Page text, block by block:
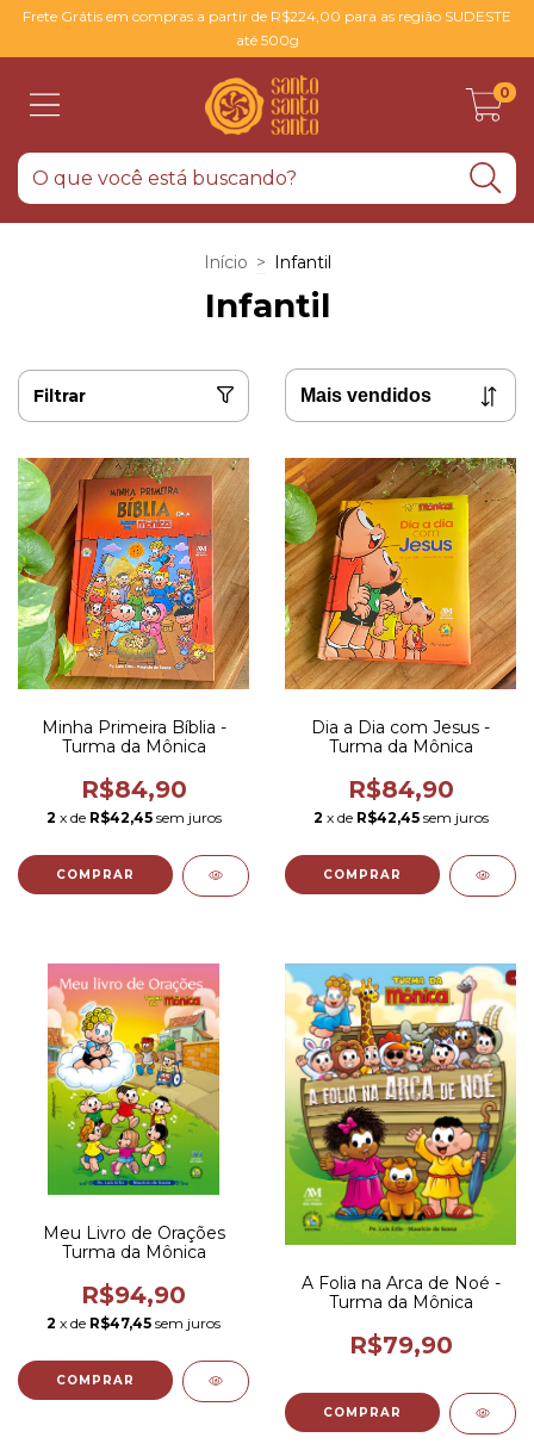
Frete Grátis em compras a partir de R$224,00 para as região SUDESTE
até 500g
0
Início > Infantil
Infantil
Filtrar
Minha Primeira Bíblia -
Turma da Mônica
R$84,90
2 x de R$42,45 sem juros
Dia a Dia com Jesus -
Turma da Mônica
R$84,90
2 x de R$42,45 sem juros
Meu Livro de Orações
Turma da Mônica
R$94,90
2 x de R$47,45 sem juros
A Folia na Arca de Noé -
Turma da Mônica
R$79,90